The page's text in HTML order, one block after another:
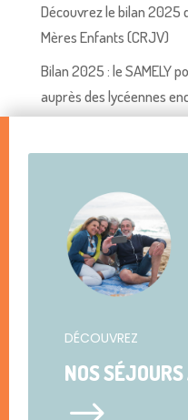
Découvrez le bilan 2025
Mères Enfants (CRJV)
Bilan 2025 : le SAMELY
auprès des lycéennes
DÉCOUVREZ
NOS